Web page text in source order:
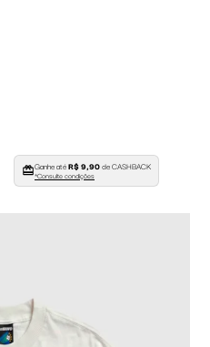
Ganhe atéR$ 9,90de CASHBACK
*Consulte condições